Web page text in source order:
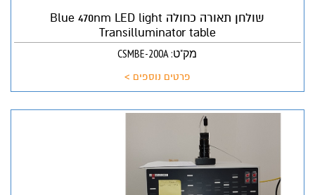
שולחן תאורה כחולה Blue 470nm LED light
Transilluminator table
מק"ט: CSMBE-200A
פרטים נוספים >